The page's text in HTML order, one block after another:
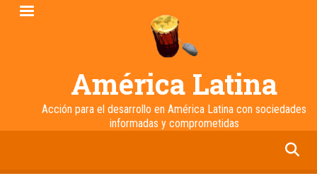
Pasar
América Latina
Acción para el desarrollo en América Latina con sociedades
informadas y comprometidas